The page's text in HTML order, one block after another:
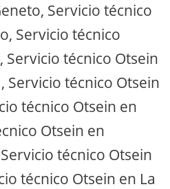
Servicio técnico
Servicio técnico
Servicio técnico Otsein
Servicio técnico Otsein
técnico Otsein en
Otsein en
técnico Otsein
técnico Otsein en La